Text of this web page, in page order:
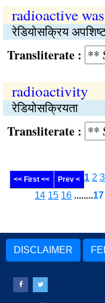
radioactive
रेडियोसक्रिय
:
radioactivity
रेडियोसक्रियता
:
<< First << Prev < 1 2 3
14 15 16 ........17
DISCLAIMER